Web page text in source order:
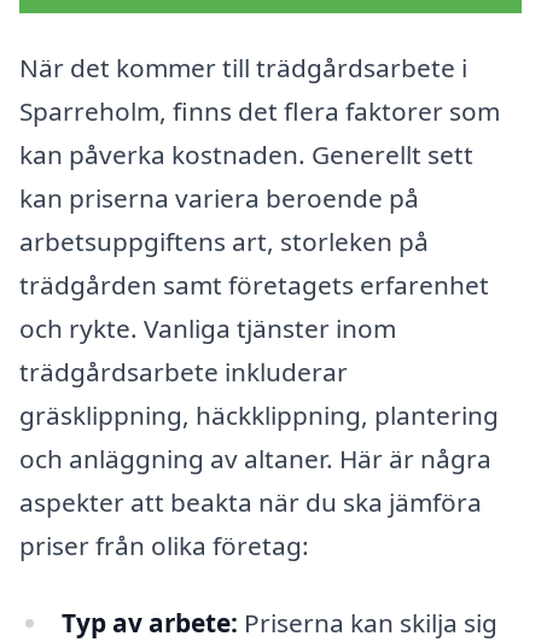
När det kommer till trädgårdsarbete i
Sparreholm, finns det flera faktorer som
kan påverka kostnaden. Generellt sett
kan priserna variera beroende på
arbetsuppgiftens art, storleken på
trädgården samt företagets erfarenhet
och rykte. Vanliga tjänster inom
trädgårdsarbete inkluderar
gräsklippning, häckklippning, plantering
och anläggning av altaner. Här är några
aspekter att beakta när du ska jämföra
priser från olika företag:
Typ av arbete: Priserna kan skilja sig